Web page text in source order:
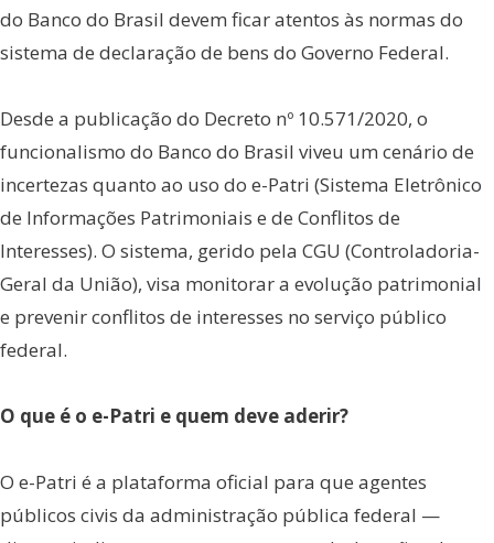
do Banco do Brasil devem ficar atentos às normas do
sistema de declaração de bens do Governo Federal.
Desde a publicação do Decreto nº 10.571/2020, o
funcionalismo do Banco do Brasil viveu um cenário de
incertezas quanto ao uso do e-Patri (Sistema Eletrônico
de Informações Patrimoniais e de Conflitos de
Interesses). O sistema, gerido pela CGU (Controladoria-
Geral da União), visa monitorar a evolução patrimonial
e prevenir conflitos de interesses no serviço público
federal.
O que é o e-Patri e quem deve aderir?
O e-Patri é a plataforma oficial para que agentes
públicos civis da administração pública federal —